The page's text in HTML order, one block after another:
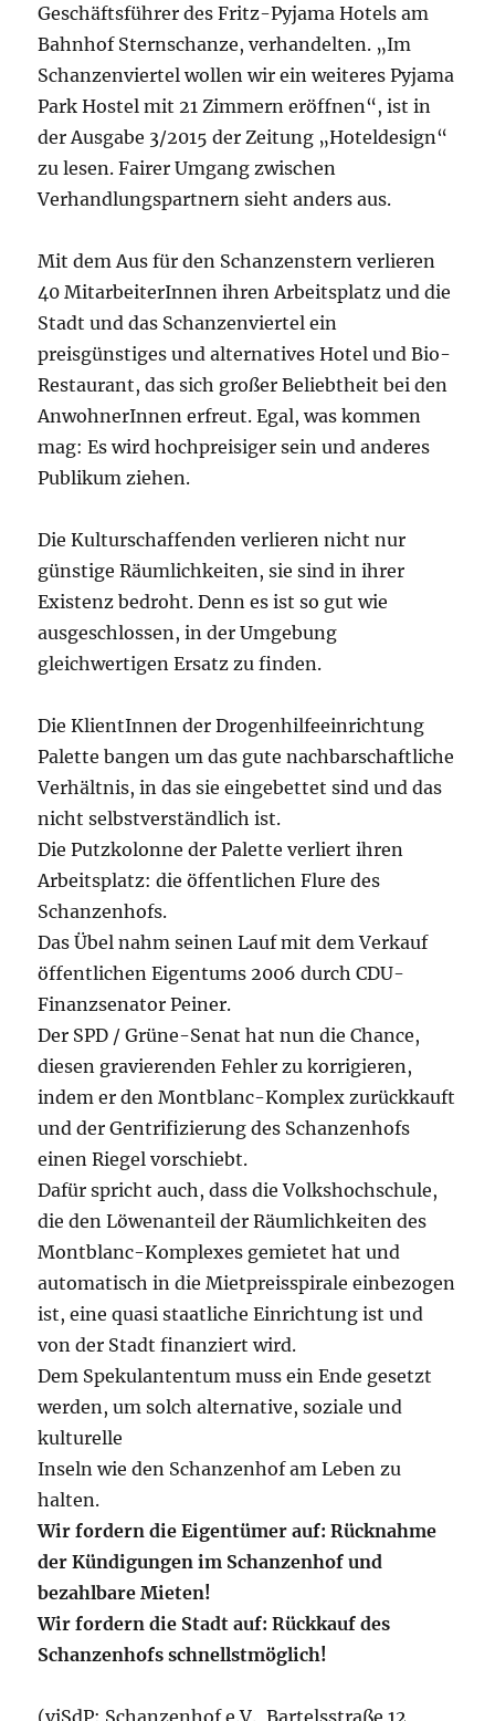
Geschäftsführer des Fritz-Pyjama Hotels am
Bahnhof Sternschanze, verhandelten. „Im
Schanzenviertel wollen wir ein weiteres Pyjama
Park Hostel mit 21 Zimmern eröffnen“, ist in
der Ausgabe 3/2015 der Zeitung „Hoteldesign“
zu lesen. Fairer Umgang zwischen
Verhandlungspartnern sieht anders aus.
Mit dem Aus für den Schanzenstern verlieren
40 MitarbeiterInnen ihren Arbeitsplatz und die
Stadt und das Schanzenviertel ein
preisgünstiges und alternatives Hotel und Bio-
Restaurant, das sich großer Beliebtheit bei den
AnwohnerInnen erfreut. Egal, was kommen
mag: Es wird hochpreisiger sein und anderes
Publikum ziehen.
Die Kulturschaffenden verlieren nicht nur
günstige Räumlichkeiten, sie sind in ihrer
Existenz bedroht. Denn es ist so gut wie
ausgeschlossen, in der Umgebung
gleichwertigen Ersatz zu finden.
Die KlientInnen der Drogenhilfeeinrichtung
Palette bangen um das gute nachbarschaftliche
Verhältnis, in das sie eingebettet sind und das
nicht selbstverständlich ist.
Die Putzkolonne der Palette verliert ihren
Arbeitsplatz: die öffentlichen Flure des
Schanzenhofs.
Das Übel nahm seinen Lauf mit dem Verkauf
öffentlichen Eigentums 2006 durch CDU-
Finanzsenator Peiner.
Der SPD / Grüne-Senat hat nun die Chance,
diesen gravierenden Fehler zu korrigieren,
indem er den Montblanc-Komplex zurückkauft
und der Gentrifizierung des Schanzenhofs
einen Riegel vorschiebt.
Dafür spricht auch, dass die Volkshochschule,
die den Löwenanteil der Räumlichkeiten des
Montblanc-Komplexes gemietet hat und
automatisch in die Mietpreisspirale einbezogen
ist, eine quasi staatliche Einrichtung ist und
von der Stadt finanziert wird.
Dem Spekulantentum muss ein Ende gesetzt
werden, um solch alternative, soziale und
kulturelle
Inseln wie den Schanzenhof am Leben zu
halten.
Wir fordern die Eigentümer auf: Rücknahme
der Kündigungen im Schanzenhof und
bezahlbare Mieten!
Wir fordern die Stadt auf: Rückkauf des
Schanzenhofs schnellstmöglich!
(viSdP: Schanzenhof e.V., Bartelsstraße 12,